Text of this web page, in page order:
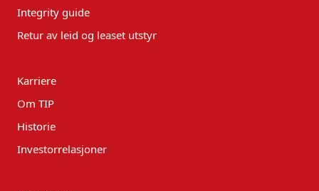
Integrity guide
Retur av leid og leaset utstyr
Karriere
Om TIP
Historie
Investorrelasjoner